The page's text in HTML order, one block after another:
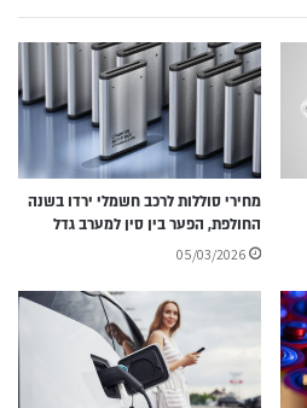
מחירי סוללות לרכב חשמלי ירדו בשנה
החולפת, הפער בין סין למערב גדל
05/03/2026